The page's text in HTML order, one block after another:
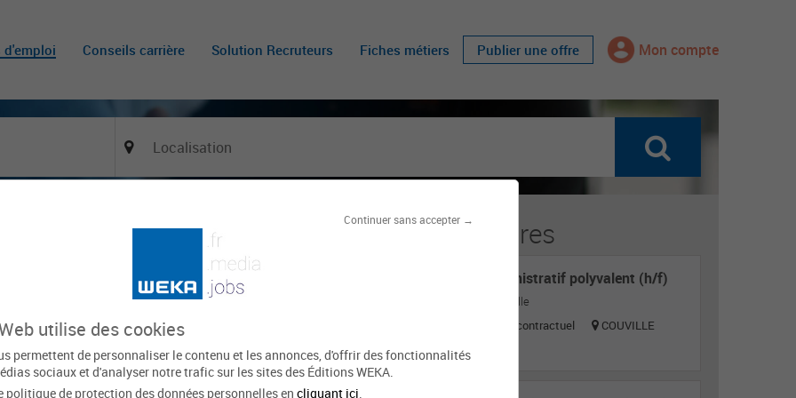
Continuer sans accepter →
utilise des cookies
permettent de personnaliser le contenu et les annonces, d'offrir des fonctionnalités
sociaux et d'analyser notre trafic sur les sites des Éditions WEKA.
politique de protection des données personnelles en cliquant ici
d'emploi Conseils carrière Solution Recruteurs Fiches métiers Publier une offre Mon compte
f)
Le 20 mai 154 vues
Domaine d'activité Métier
Offres similaires
Agent administratif polyvalent (h/f)
Mairie de Couville
Titulaire ou contractuel
COUVILLE